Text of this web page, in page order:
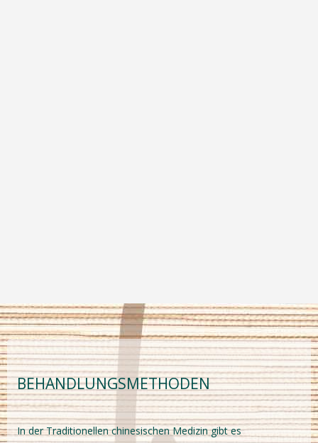
BEHANDLUNGSMETHODEN
In der Traditionellen chinesischen Medizin gibt es